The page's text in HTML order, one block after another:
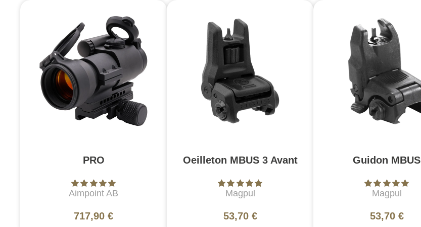
PRO
Aimpoint AB
717,90 €
Oeilleton MBUS 3 Avant
Magpul
53,70 €
Guidon MBUS
Magpul
53,70 €